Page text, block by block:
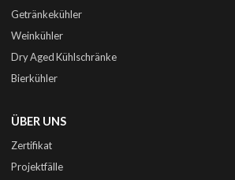
Getränkekühler
Weinkühler
Dry Aged Kühlschränke
Bierkühler
ÜBER UNS
Zertifikat
Projektfälle